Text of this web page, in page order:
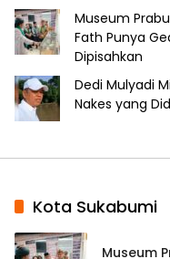
Museum
Fath Punya
Dipisahkan
Dedi Mulyadi
Nakes yang
Kota Sukabumi
Museum